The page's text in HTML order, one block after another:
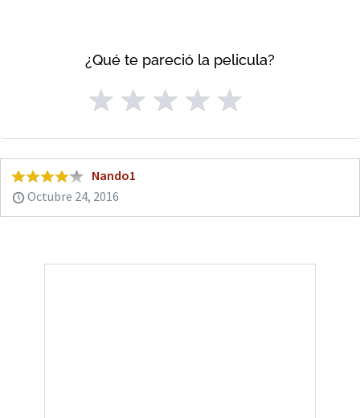
¿Qué te pareció la pelicula?
Nando1
Octubre 24, 2016